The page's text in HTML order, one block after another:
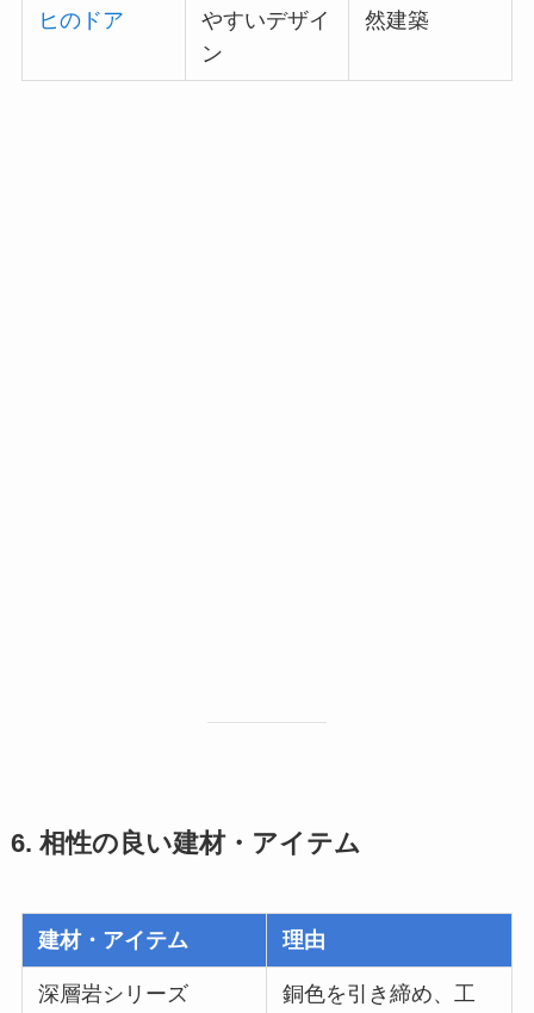
ヒのドア
やすいデザイ
ン
然建築
6. 相性の良い建材・アイテム
建材・アイテム 理由
深層岩シリーズ
銅色を引き締め、工